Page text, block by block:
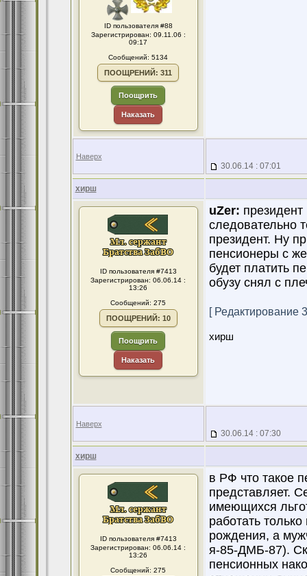
ID пользователя #88
Зарегистрирован: 09.11.06 :
09:17
Сообщений: 5134
ПООЩРЕНИЙ: 311
Поощрить
Наказать
Наверх
30.06.14 : 07:01
хирш
ID пользователя #7413
Зарегистрирован: 06.06.14 :
13:26
Сообщений: 275
ПООЩРЕНИЙ: 10
Поощрить
Наказать
uZer:
следовательно
президент. Ну
пенсионеры с
будет платить
обузу снял с
[ Редактирование
хирш
Наверх
30.06.14 : 07:30
хирш
ID пользователя #7413
Зарегистрирован: 06.06.14 :
13:26
Сообщений: 275
в РФ что такое
представляет.
имеющихся
работать
рождения, а
я-85-ДМБ-87).
пенсионных